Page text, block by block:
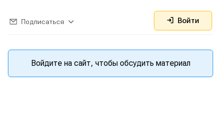
Подписаться Войти
Войдите на сайт, чтобы обсудить материал